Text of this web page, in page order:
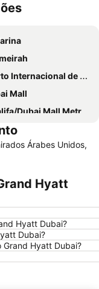
de Dubai
Mall
Dubai Mall Metro Station
Dubai
City
Beach Residence
EXHIBITION
Árabes Unidos,
Hyatt
Hyatt Dubai?
Dubai?
Hyatt Dubai?